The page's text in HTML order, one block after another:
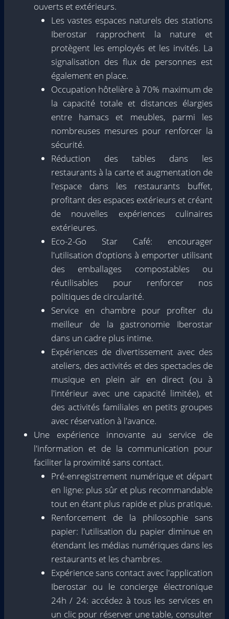
ouverts et extérieurs.
Les vastes espaces naturels des stations
Iberostar rapprochent la nature et
protègent les employés et les invités. La
signalisation des flux de personnes est
également en place.
Occupation hôtelière à 70% maximum de
la capacité totale et distances élargies
entre hamacs et meubles, parmi les
nombreuses mesures pour renforcer la
sécurité.
Réduction des tables dans les
restaurants à la carte et augmentation de
l'espace dans les restaurants buffet,
profitant des espaces extérieurs et créant
de nouvelles expériences culinaires
extérieures.
Eco-2-Go Star Café: encourager
l'utilisation d'options à emporter utilisant
des emballages compostables ou
réutilisables pour renforcer nos
politiques de circularité.
Service en chambre pour profiter du
meilleur de la gastronomie Iberostar
dans un cadre plus intime.
Expériences de divertissement avec des
ateliers, des activités et des spectacles de
musique en plein air en direct (ou à
l'intérieur avec une capacité limitée), et
des activités familiales en petits groupes
avec réservation à l'avance.
Une expérience innovante au service de
l'information et de la communication pour
faciliter la proximité sans contact.
Pré-enregistrement numérique et départ
en ligne: plus sûr et plus recommandable
tout en étant plus rapide et plus pratique.
Renforcement de la philosophie sans
papier: l'utilisation du papier diminue en
étendant les médias numériques dans les
restaurants et les chambres.
Expérience sans contact avec l'application
Iberostar ou le concierge électronique
24h / 24: accédez à tous les services en
un clic pour réserver une table, consulter